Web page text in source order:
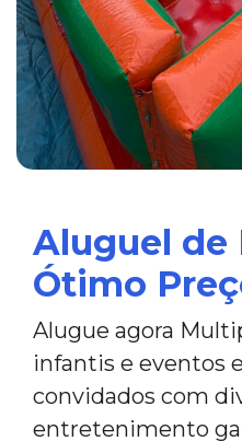
Aluguel de
Ótimo
Alugue agora
infantis e eventos
convidados com
entretenimento